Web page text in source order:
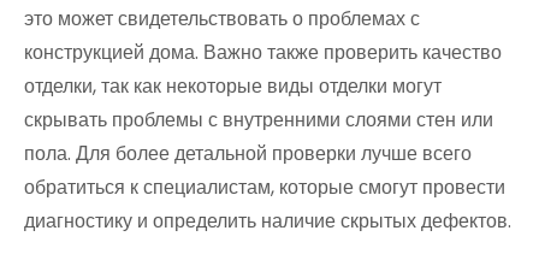
это может свидетельствовать о проблемах с
конструкцией дома. Важно также проверить качество
отделки, так как некоторые виды отделки могут
скрывать проблемы с внутренними слоями стен или
пола. Для более детальной проверки лучше всего
обратиться к специалистам, которые смогут провести
диагностику и определить наличие скрытых дефектов.